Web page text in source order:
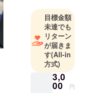
目標金額
未達でも
リターン
が届きま
す(All-in
方式)
3,0
00 円